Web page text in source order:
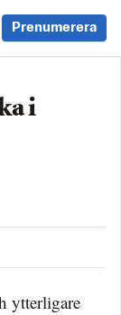
Prenumerera
i
ytterligare